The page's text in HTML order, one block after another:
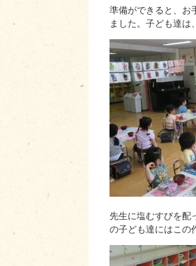
準備ができると、お
ました。子ども達は
先生に塩むすびを配
の子ども達にはこの